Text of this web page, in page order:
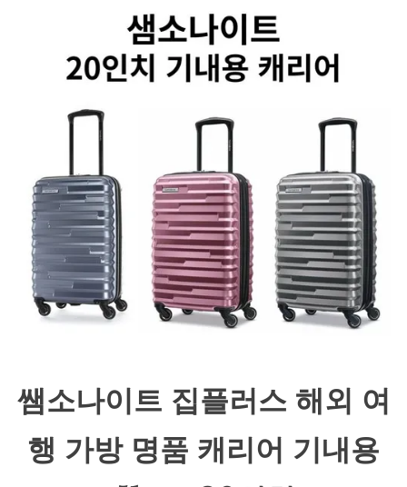
쌤소나이트 집플러스 해외 여
행 가방 명품 캐리어 기내용